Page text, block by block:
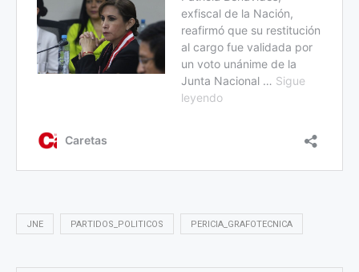
JNE PARTIDOS_POLITICOS PERICIA_GRAFOTECNICA